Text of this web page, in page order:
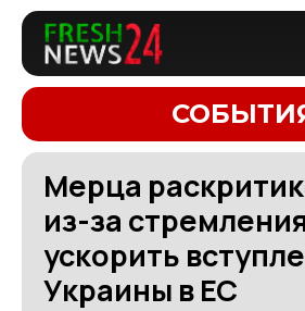
Мерца
из-за
ускорить
Украины в ЕС